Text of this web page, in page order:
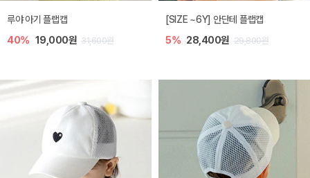
루야 아기 플랩캡
40% 19,000원 31,600원
[SIZE ~6Y] 안단테 플랩캡
5% 28,400원 29,800원